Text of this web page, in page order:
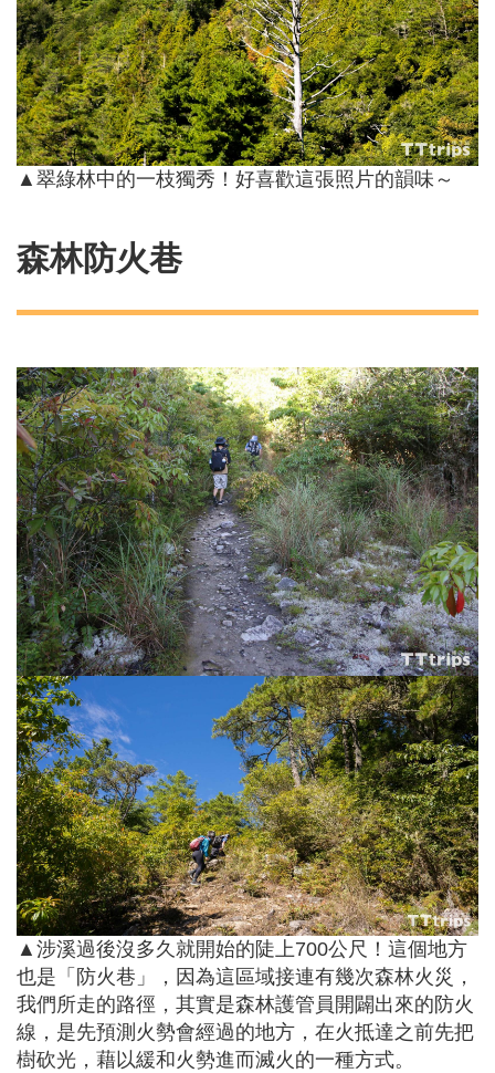
▲翠綠林中的一枝獨秀！好喜歡這張照片的韻味～
森林防火巷
▲涉溪過後沒多久就開始的陡上700公尺！這個地方
也是「防火巷」，因為這區域接連有幾次森林火災，
我們所走的路徑，其實是森林護管員開闢出來的防火
線，是先預測火勢會經過的地方，在火抵達之前先把
樹砍光，藉以緩和火勢進而滅火的一種方式。